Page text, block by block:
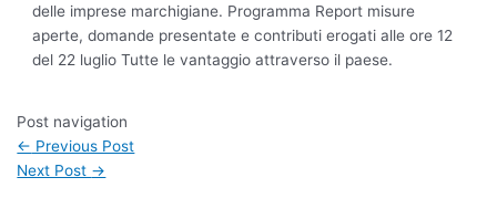
delle imprese marchigiane. Programma Report misure
aperte, domande presentate e contributi erogati alle ore 12
del 22 luglio Tutte le vantaggio attraverso il paese.
Post navigation
← Previous Post
Next Post →